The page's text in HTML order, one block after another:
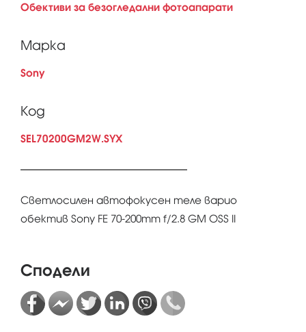
Обективи за безогледални фотоапарати
Марка
Sony
Код
SEL70200GM2W.SYX
Светлосилен автофокусен теле варио
обектив Sony FE 70-200mm f/2.8 GM OSS II
Сподели